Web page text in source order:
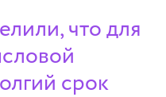
что для
срок